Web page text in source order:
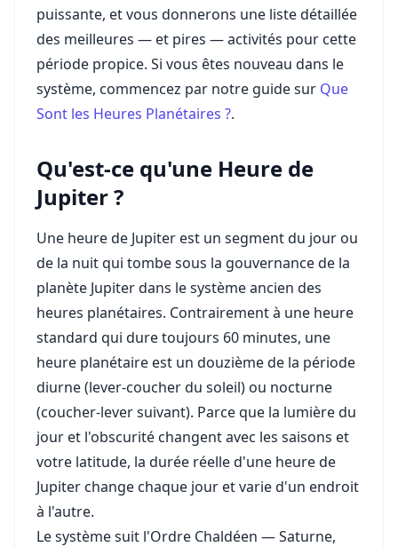
puissante, et vous donnerons une liste détaillée
des meilleures — et pires — activités pour cette
période propice. Si vous êtes nouveau dans le
système, commencez par notre guide sur Que
Sont les Heures Planétaires ?.
Qu'est-ce qu'une Heure de
Jupiter ?
Une heure de Jupiter est un segment du jour ou
de la nuit qui tombe sous la gouvernance de la
planète Jupiter dans le système ancien des
heures planétaires. Contrairement à une heure
standard qui dure toujours 60 minutes, une
heure planétaire est un douzième de la période
diurne (lever-coucher du soleil) ou nocturne
(coucher-lever suivant). Parce que la lumière du
jour et l'obscurité changent avec les saisons et
votre latitude, la durée réelle d'une heure de
Jupiter change chaque jour et varie d'un endroit
à l'autre.
Le système suit l'Ordre Chaldéen — Saturne,